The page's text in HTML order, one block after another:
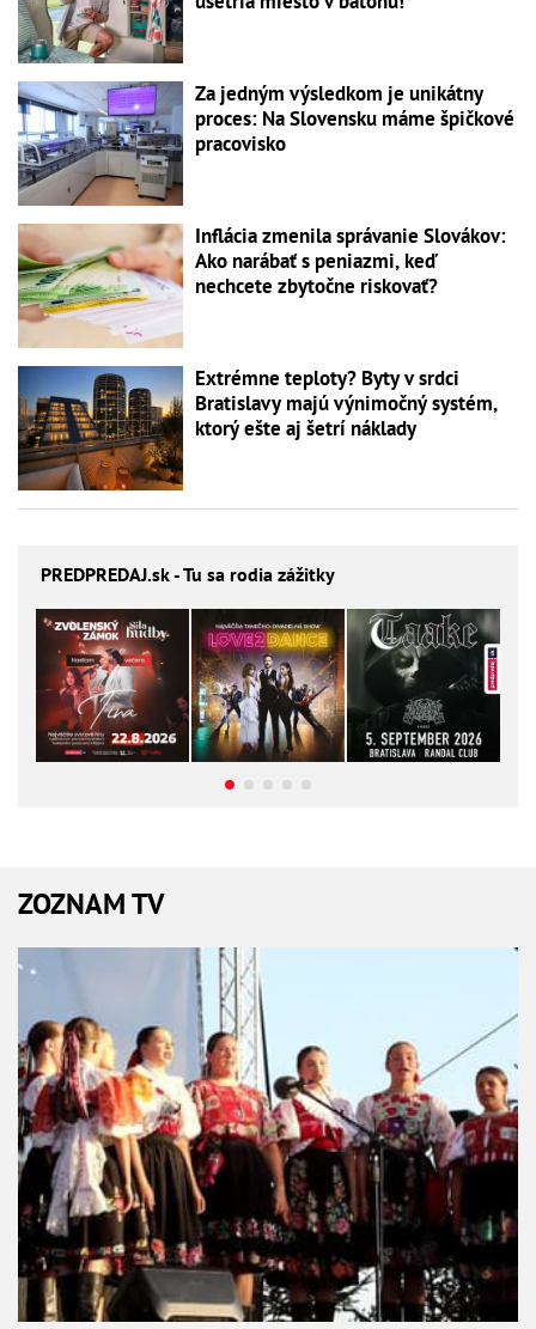
Za jedným výsledkom je unikátny
proces: Na Slovensku máme špičkové
pracovisko
Inflácia zmenila správanie Slovákov:
Ako narábať s peniazmi, keď
nechcete zbytočne riskovať?
Extrémne teploty? Byty v srdci
Bratislavy majú výnimočný systém,
ktorý ešte aj šetrí náklady
PREDPREDAJ.sk - Tu sa rodia zážitky
ZOZNAM TV